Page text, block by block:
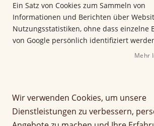
d
g
a
l
s
p
r
A
n
Ein Satz von Cookies zum Sammeln von
Informationen und Berichten über
Nutzungsstatistiken, ohne dass einzelne
von Google persönlich identifiziert
Mehr
Wir verwenden Cookies, um unsere
Dienstleistungen zu verbessern,